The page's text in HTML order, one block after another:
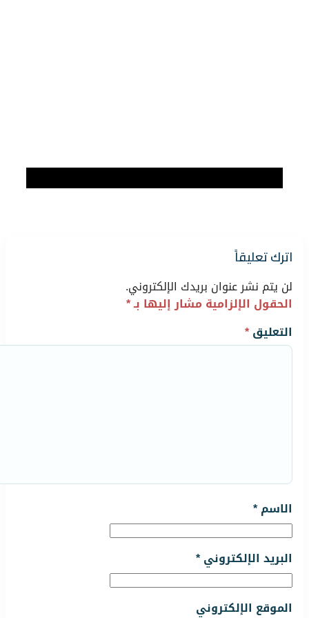
اترك تعليقاً
لن يتم نشر عنوان بريدك الإلكتروني.
الحقول الإلزامية مشار إليها بـ*
التعليق*
الاسم*
البريد الإلكتروني*
الموقع الإلكتروني